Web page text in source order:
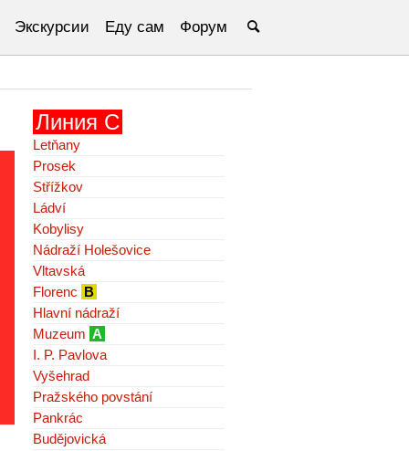
Экскурсии Еду сам Форум
Линия C
Letňany
Prosek
Střížkov
Ládví
Kobylisy
Nádraží Holešovice
Vltavská
Florenc B
Hlavní nádraží
Muzeum A
I. P. Pavlova
Vyšehrad
Pražského povstání
Pankrác
Budějovická